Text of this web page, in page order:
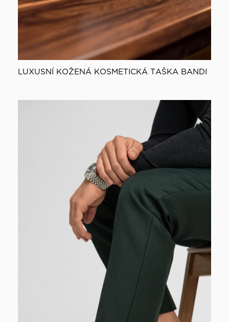
LUXUSNÍ KOŽENÁ KOSMETICKÁ TAŠKA BANDI